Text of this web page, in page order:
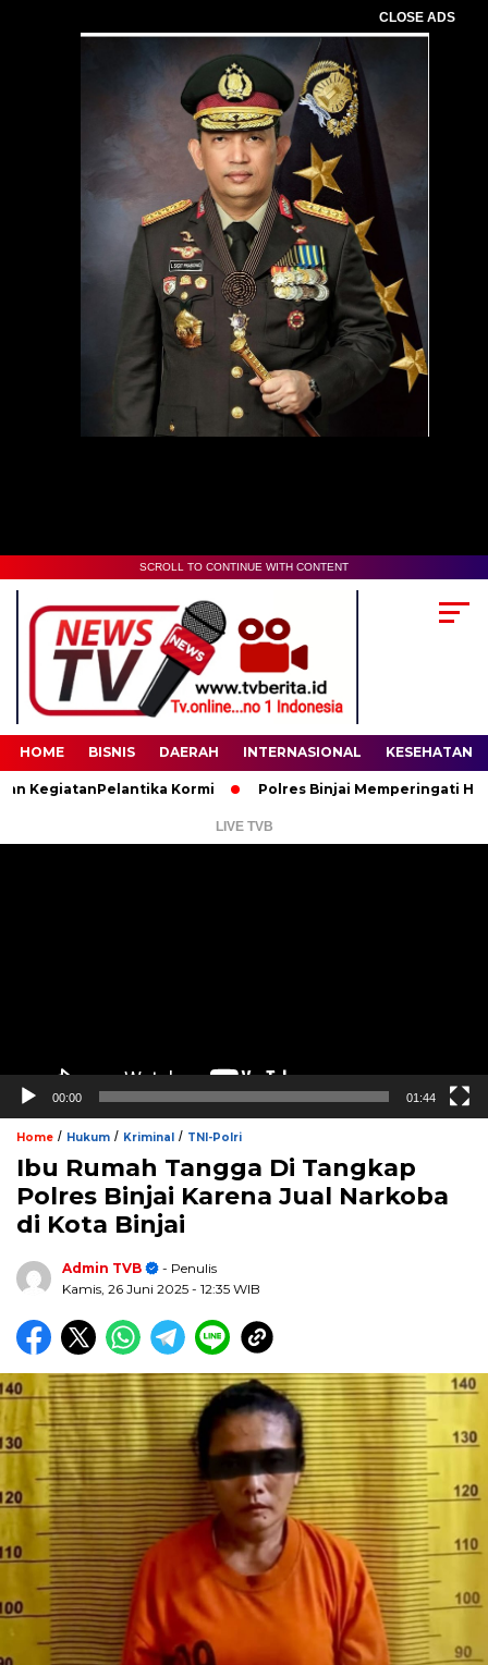
CLOSE ADS
00:00
SCROLL TO CONTINUE WITH CONTENT
HOME BISNIS DAERAH INTERNASIONAL KESEHATAN
Kormi Polres Binjai Memperingati Hari Lahir
LIVE TVB
00:00 01:44
Home / Hukum / Kriminal / TNI-Polri
Ibu Rumah Tangga Di Tangkap
Polres Binjai Karena Jual Narkoba
di Kota Binjai
Admin TVB
- Penulis
Kamis, 26 Juni 2025 - 12:35 WIB